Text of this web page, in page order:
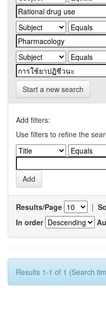
Start a new search
Add filters:
Use filters to refine the
Results/Page |
In order
Results 1-1 of 1 (Search